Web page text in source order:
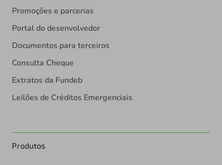
Promoções e parcerias
Portal do desenvolvedor
Documentos para terceiros
Consulta Cheque
Extratos da Fundeb
Leilões de Créditos Emergenciais
Produtos